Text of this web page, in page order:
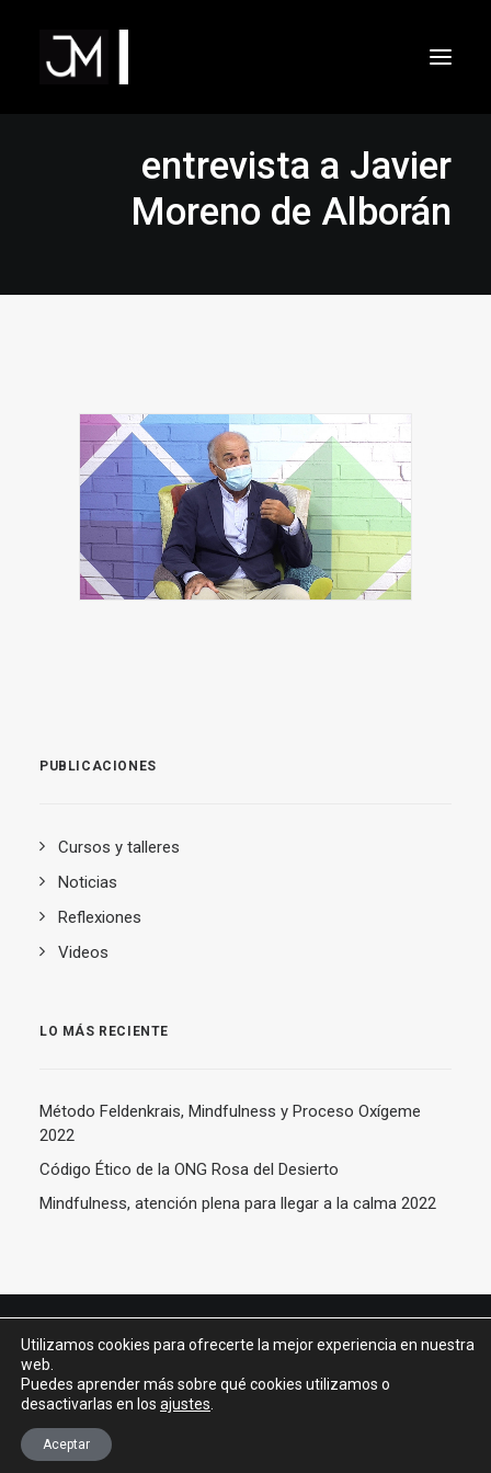
Dr. Javier Moreno de Alborán
entrevista a Javier
Moreno de Alborán
VIDEOS
PUBLICACIONES
Cursos y talleres
Noticias
Reflexiones
Videos
LO MÁS RECIENTE
Método Feldenkrais, Mindfulness y Proceso Oxígeme
2022
Código Ético de la ONG Rosa del Desierto
Mindfulness, atención plena para llegar a la calma 2022
© 2026 Dr. Javier Moreno de Alborán. All rights reserved –
política de privacidad
Utilizamos cookies para ofrecerte la mejor experiencia en nuestra
web.
Puedes aprender más sobre qué cookies utilizamos o
desactivarlas en los ajustes
Aceptar